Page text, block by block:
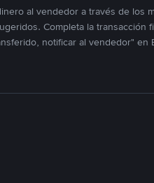
al vendedor a través de los
Completa la transacción
notificar al vendedor" en